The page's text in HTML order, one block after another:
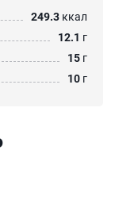
249.3 ккал
12.1 г
15 г
10 г